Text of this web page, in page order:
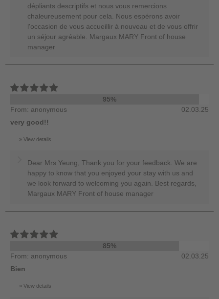
dépliants descriptifs et nous vous remercions
chaleureusement pour cela. Nous espérons avoir
l'occasion de vous accueillir à nouveau et de vous offrir
un séjour agréable. Margaux MARY Front of house
manager
95%
From: anonymous
02.03.25
very good!!
View details
Dear Mrs Yeung, Thank you for your feedback. We are
happy to know that you enjoyed your stay with us and
we look forward to welcoming you again. Best regards,
Margaux MARY Front of house manager
85%
From: anonymous
02.03.25
Bien
View details